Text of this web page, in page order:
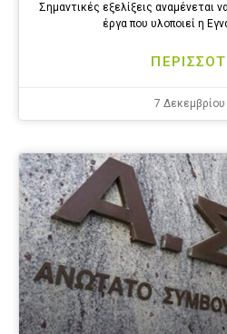
Σημαντικές εξελίξεις αναμένεται
έργα που υλοποιεί η
7